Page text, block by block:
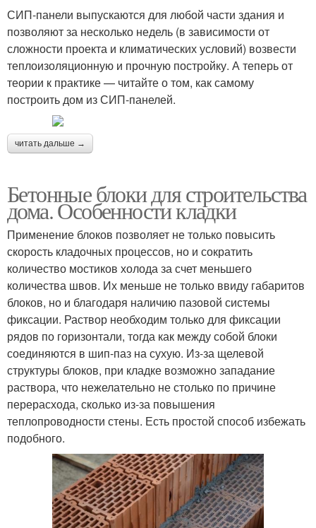
СИП-панели выпускаются для любой части здания и
позволяют за несколько недель (в зависимости от
сложности проекта и климатических условий) возвести
теплоизоляционную и прочную постройку. А теперь от
теории к практике — читайте о том, как самому
построить дом из СИП-панелей.
читать дальше →
Бетонные блоки для строительства
дома. Особенности кладки
Применение блоков позволяет не только повысить
скорость кладочных процессов, но и сократить
количество мостиков холода за счет меньшего
количества швов. Их меньше не только ввиду габаритов
блоков, но и благодаря наличию пазовой системы
фиксации. Раствор необходим только для фиксации
рядов по горизонтали, тогда как между собой блоки
соединяются в шип-паз на сухую. Из-за щелевой
структуры блоков, при кладке возможно западание
раствора, что нежелательно не столько по причине
перерасхода, сколько из-за повышения
теплопроводности стены. Есть простой способ избежать
подобного.